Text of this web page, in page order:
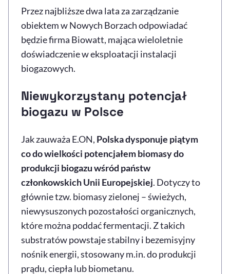
Przez najbliższe dwa lata za zarządzanie
obiektem w Nowych Borzach odpowiadać
będzie firma Biowatt, mająca wieloletnie
doświadczenie w eksploatacji instalacji
biogazowych.
Niewykorzystany potencjał
biogazu w Polsce
Jak zauważa E.ON, Polska dysponuje piątym
co do wielkości potencjałem biomasy do
produkcji biogazu wśród państw
członkowskich Unii Europejskiej. Dotyczy to
głównie tzw. biomasy zielonej – świeżych,
niewysuszonych pozostałości organicznych,
które można poddać fermentacji. Z takich
substratów powstaje stabilny i bezemisyjny
nośnik energii, stosowany m.in. do produkcji
prądu, ciepła lub biometanu.